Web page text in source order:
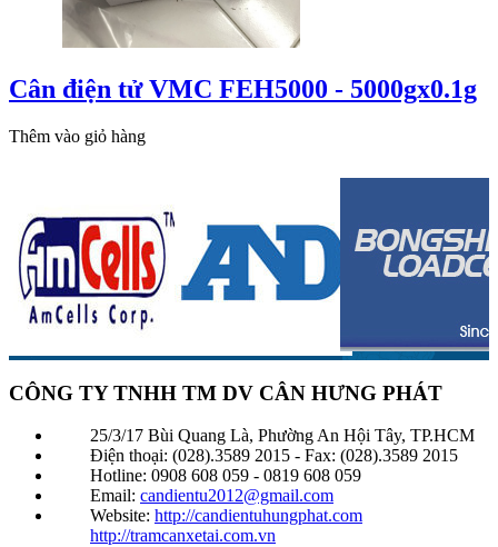
Cân điện tử VMC FEH5000 - 5000gx0.1g
Thêm vào giỏ hàng
CÔNG TY TNHH TM DV CÂN HƯNG PHÁT
25/3/17 Bùi Quang Là, Phường An Hội Tây, TP.HCM
Điện thoại: (028).3589 2015 - Fax: (028).3589 2015
Hotline: 0908 608 059 - 0819 608 059
Email: candientu2012@gmail.com
Website: http://candientuhungphat.com
http://tramcanxetai.com.vn